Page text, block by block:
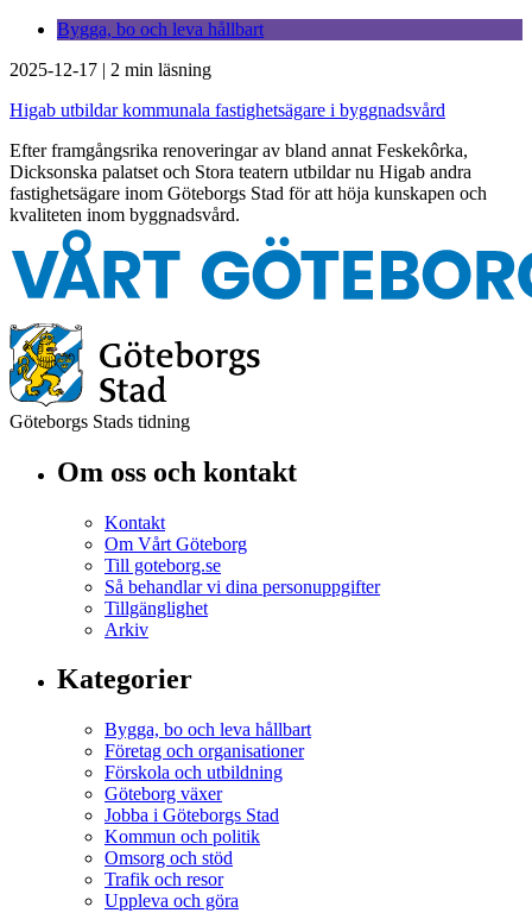
Bygga, bo och leva hållbart
2025-12-17 | 2 min läsning
Higab utbildar kommunala fastighetsägare i byggnadsvård
Efter framgångsrika renoveringar av bland annat Feskekôrka,
Dicksonska palatset och Stora teatern utbildar nu Higab andra
fastighetsägare inom Göteborgs Stad för att höja kunskapen och
kvaliteten inom byggnadsvård.
Göteborgs Stads tidning
Om oss och kontakt
Kontakt
Om Vårt Göteborg
Till goteborg.se
Så behandlar vi dina personuppgifter
Tillgänglighet
Arkiv
Kategorier
Bygga, bo och leva hållbart
Företag och organisationer
Förskola och utbildning
Göteborg växer
Jobba i Göteborgs Stad
Kommun och politik
Omsorg och stöd
Trafik och resor
Uppleva och göra